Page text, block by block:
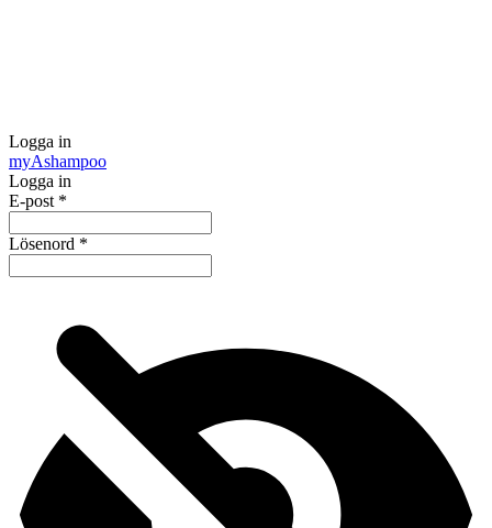
Logga in
myAshampoo
Logga in
E-post *
Lösenord *